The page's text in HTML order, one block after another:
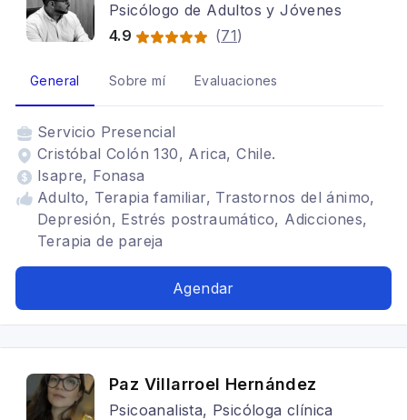
Psicólogo de Adultos y Jóvenes
4.9
(71)
General Sobre mí Evaluaciones
Servicio Presencial
Cristóbal Colón 130, Arica, Chile.
Isapre, Fonasa
Adulto, Terapia familiar, Trastornos del ánimo,
Depresión, Estrés postraumático, Adicciones,
Terapia de pareja
Agendar
Paz Villarroel Hernández
Psicoanalista, Psicóloga clínica